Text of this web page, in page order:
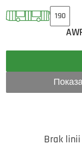
190
Brak linii